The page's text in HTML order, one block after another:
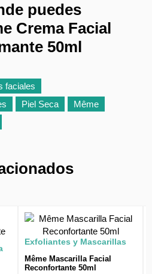
puedes
Crema Facial
50ml
faciales
Piel Seca
Même
Exfoliantes y Mascarillas
Même Mascarilla Facial
Reconfortante 50ml